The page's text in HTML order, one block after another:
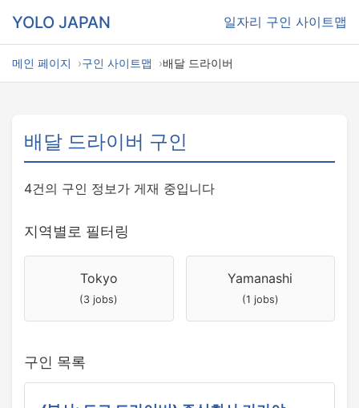
YOLO JAPAN 일자리 구인 사이트맵
메인 페이지 구인 사이트맵 배달 드라이버
배달 드라이버 구인
4건의 구인 정보가 게재 중입니다
지역별로 필터링
Tokyo
(3 jobs)
Yamanashi
(1 jobs)
구인 목록